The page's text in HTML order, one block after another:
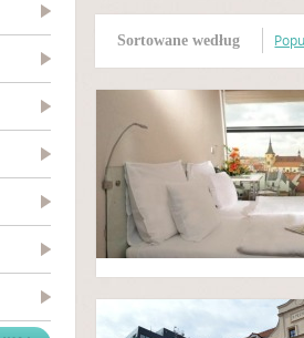
Sortowane według